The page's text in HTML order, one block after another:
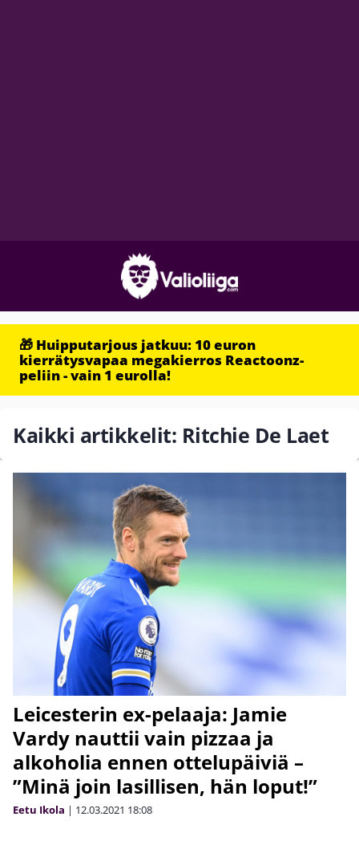
🎁 Huipputarjous jatkuu: 10 euron
kierrätysvapaa megakierros Reactoonz-
peliin - vain 1 eurolla!
Kaikki artikkelit: Ritchie De Laet
Leicesterin ex-pelaaja: Jamie
Vardy nauttii vain pizzaa ja
alkoholia ennen ottelupäiviä –
”Minä join lasillisen, hän loput!”
Eetu Ikola | 12.03.2021 18:08